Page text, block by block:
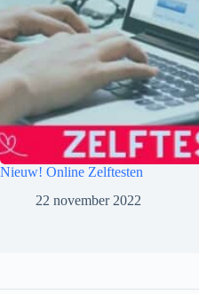
Nieuw! Online Zelftesten
22 november 2022